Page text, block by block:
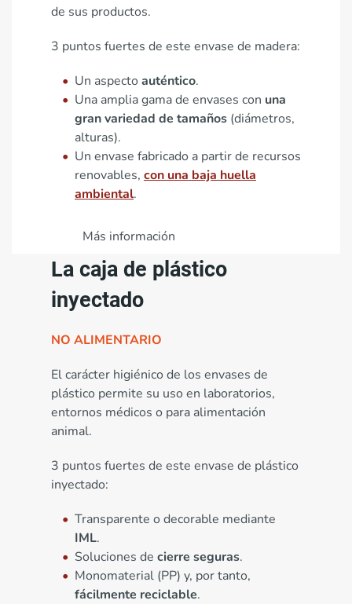
de sus productos.
3 puntos fuertes de este envase de madera:
Un aspectoauténtico.
Una amplia gama de envases con una
gran variedad de tamaños (diámetros,
alturas).
Un envase fabricado a partir de recursos
renovables, con una baja huella
ambiental.
Más información
La caja de plástico
inyectado
NO ALIMENTARIO
El carácter higiénico de los envases de
plástico permite su uso en laboratorios,
entornos médicos o para alimentación
animal.
3 puntos fuertes de este envase de plástico
inyectado:
Transparente o decorable mediante
IML.
Soluciones de cierre seguras.
Monomaterial (PP) y, por tanto,
fácilmente reciclable.